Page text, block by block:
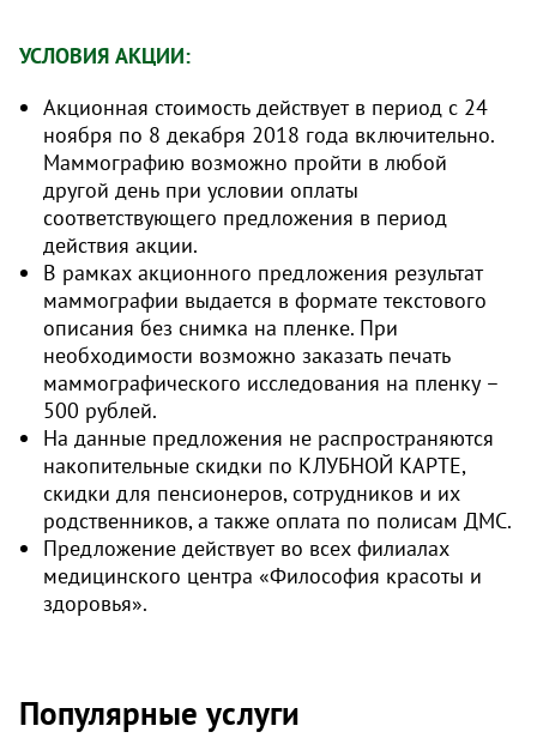
УСЛОВИЯ АКЦИИ:
Акционная стоимость действует в период с 24
ноября по 8 декабря 2018 года включительно.
Маммографию возможно пройти в любой
другой день при условии оплаты
соответствующего предложения в период
действия акции.
В рамках акционного предложения результат
маммографии выдается в формате текстового
описания без снимка на пленке. При
необходимости возможно заказать печать
маммографического исследования на пленку –
500 рублей.
На данные предложения не распространяются
накопительные скидки по КЛУБНОЙ КАРТЕ,
скидки для пенсионеров, сотрудников и их
родственников, а также оплата по полисам ДМС.
Предложение действует во всех филиалах
медицинского центра «Философия красоты и
здоровья».
Популярные услуги